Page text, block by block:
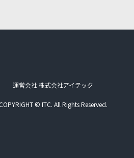
運営会社 株式会社アイテック
© ITC. All Rights Reserved.